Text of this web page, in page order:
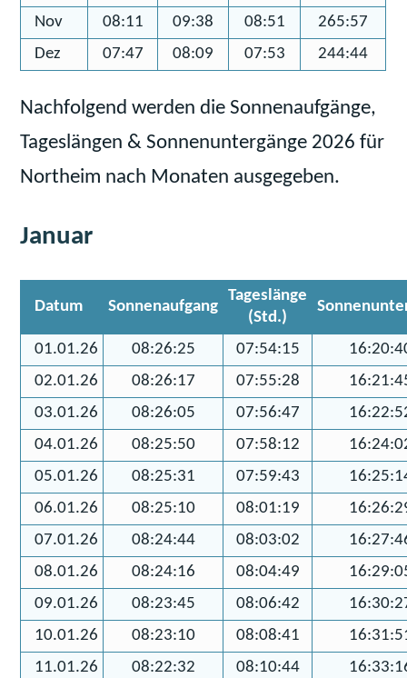
Nov
08:11 09:38 08:51
265:57
Dez
07:47 08:09 07:53 244:44
Nachfolgend werden die Sonnenaufgänge,
Tageslängen & Sonnenuntergänge 2026 für
Northeim nach Monaten ausgegeben.
Januar
Datum Sonnenaufgang
Tageslänge
(Std.)
01.01.26 08:26:25 07:54:15
02.01.26
08:26:17 07:55:28
03.01.26
08:26:05 07:56:47
04.01.26
08:25:50 07:58:12
05.01.26
08:25:31 07:59:43
06.01.26
08:25:10 08:01:19
07.01.26
08:24:44 08:03:02
08.01.26
08:24:16 08:04:49
09.01.26
08:23:45 08:06:42
10.01.26
08:23:10 08:08:41
11.01.26
08:22:32 08:10:44